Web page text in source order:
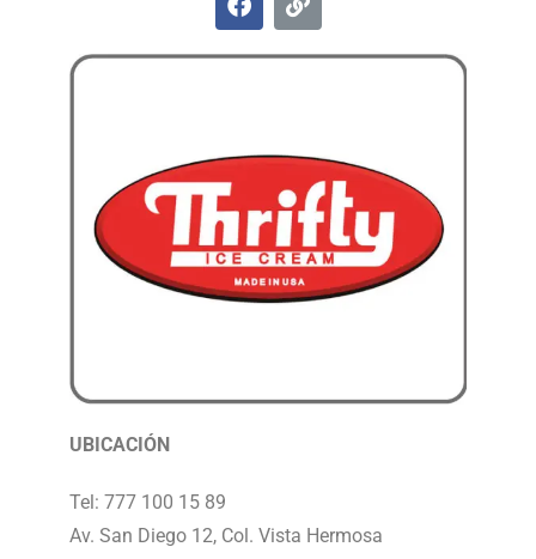
UBICACIÓN
Tel: 777 100 15 89
Av. San Diego 12, Col. Vista Hermosa